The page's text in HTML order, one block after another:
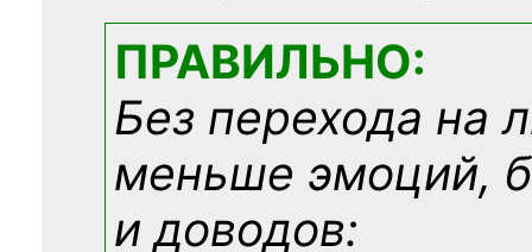
ПРАВИЛЬНО:
Без перехода на
меньше эмоций,
и доводов: